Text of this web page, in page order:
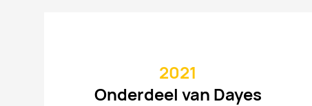
2021
Onderdeel van Dayes